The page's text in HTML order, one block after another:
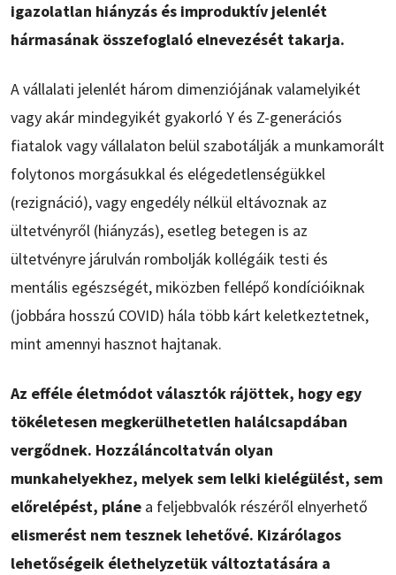
igazolatlan hiányzás és improduktív jelenlét
hármasának összefoglaló elnevezését takarja.
A vállalati jelenlét három dimenziójának valamelyikét
vagy akár mindegyikét gyakorló Y és Z-generációs
fiatalok vagy vállalaton belül szabotálják a munkamorált
folytonos morgásukkal és elégedetlenségükkel
(rezignáció), vagy engedély nélkül eltávoznak az
ültetvényről (hiányzás), esetleg betegen is az
ültetvényre járulván rombolják kollégáik testi és
mentális egészségét, miközben fellépő kondícióiknak
(jobbára hosszú COVID) hála több kárt keletkeztetnek,
mint amennyi hasznot hajtanak.
Az efféle életmódot választók rájöttek, hogy egy
tökéletesen megkerülhetetlen halálcsapdában
vergődnek. Hozzáláncoltatván olyan
munkahelyekhez, melyek sem lelki kielégülést, sem
előrelépést, pláne a feljebbvalók részéről elnyerhető
elismerést nem tesznek lehetővé. Kizárólagos
lehetőségeik élethelyzetük változtatására a